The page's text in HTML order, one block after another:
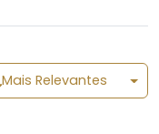
Mais Relevantes